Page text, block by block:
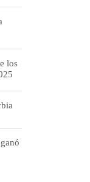
los